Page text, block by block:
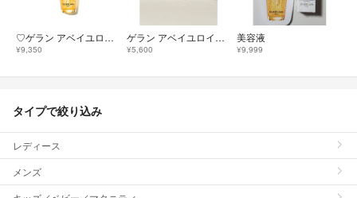
♡ゲラン アベイユロイヤル ウォータリーオイルセロム 30ml♡
¥9,350
ゲラン アベイユロイヤル ウォータリーオイル 30ml
¥5,600
美容液
¥9,999
タイプで絞り込み
レディース
メンズ